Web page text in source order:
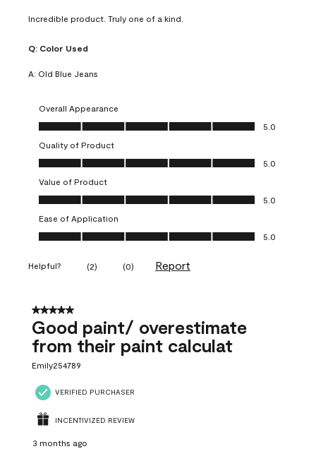
Incredible product. Truly one of a kind.
Q: Color Used
A: Old Blue Jeans
Overall Appearance
Overall Appearance, 5.0 out of 5
5.0
Quality of Product
Quality of Product, 5.0 out of 5
5.0
Value of Product
Value of Product, 5.0 out of 5
5.0
Ease of Application
Ease of Application, 5.0 out of 5
5.0
Helpful? (2) (0) Report
5 out of 5 stars.
Good paint/ overestimate
from their paint calculat
Emily254789
VERIFIED PURCHASER
INCENTIVIZED REVIEW
3 months ago